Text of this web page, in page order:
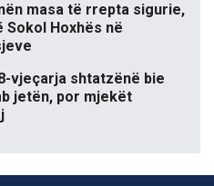
masa të rrepta sigurie,
Hoxhës në
vjeçarja shtatzënë bie
jetën, por mjekët